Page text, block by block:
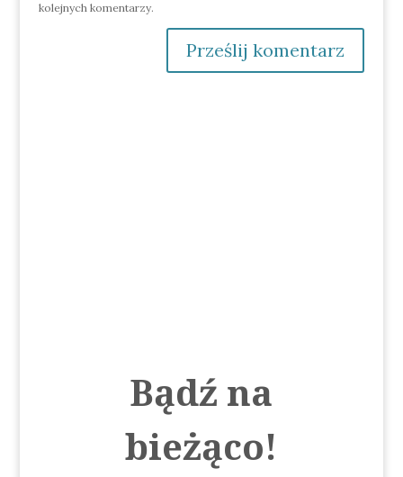
kolejnych komentarzy.
Prześlij komentarz
Bądź na
bieżąco!